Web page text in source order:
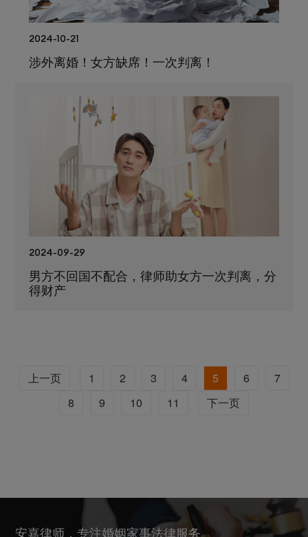
2024-10-21
涉外离婚！女方缺席！一次判离！
2024-09-29
男方不回国不配合，律师助女方一次判离，分
得财产
上一页 1 2 3 4 5 6
7
8
9 10 11 下一页
安嘉律师，专注婚姻家事法律服务